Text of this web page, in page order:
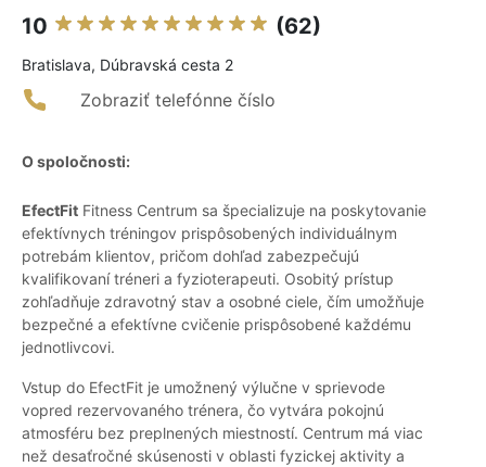
10 (62)
Bratislava, Dúbravská cesta 2
Zobraziť telefónne číslo
O spoločnosti:
EfectFit Fitness Centrum sa špecializuje na poskytovanie
efektívnych tréningov prispôsobených individuálnym
potrebám klientov, pričom dohľad zabezpečujú
kvalifikovaní tréneri a fyzioterapeuti. Osobitý prístup
zohľadňuje zdravotný stav a osobné ciele, čím umožňuje
bezpečné a efektívne cvičenie prispôsobené každému
jednotlivcovi.
Vstup do EfectFit je umožnený výlučne v sprievode
vopred rezervovaného trénera, čo vytvára pokojnú
atmosféru bez preplnených miestností. Centrum má viac
než desaťročné skúsenosti v oblasti fyzickej aktivity a